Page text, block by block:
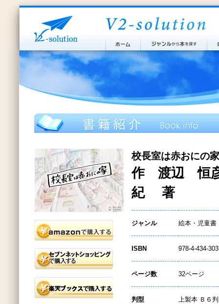
校長室は赤おにの家
作 渡辺 恒
紀 著
ジャンル 絵本・児童書
ISBN 978-4-434-
ページ数 32ページ
判型 上製本 Ｂ６判